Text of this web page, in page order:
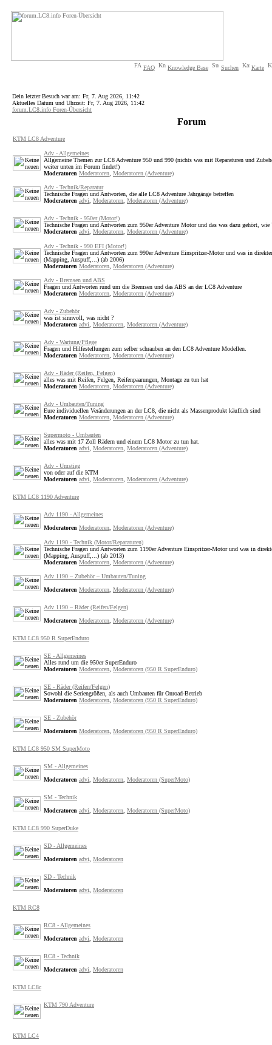
FAQ Knowledge Base Suchen Karte
Dein letzter Besuch war am: Fr, 7. Aug 2026, 11:42
Aktuelles Datum und Uhrzeit: Fr, 7. Aug 2026, 11:42
forum.LC8.info Foren-Übersicht
Forum
KTM LC8 Adventure
Adv - Allgemeines
Allgemeine Themen zur LC8 Adventure 950 und 990 (nichts was mit Reparaturen und
weiter unten im Forum findet!)
Moderatoren Moderatoren Moderatoren (Adventure)
Adv - Technik/Reparatur
Technische Fragen und Antworten, die alle LC8 Adventure Jahrgänge betreffen
Moderatoren advi Moderatoren Moderatoren (Adventure)
Adv - Technik - 950er (Motor!)
Technische Fragen und Antworten zum 950er Adventure Motor und das was dazu gehört,
Moderatoren advi Moderatoren Moderatoren (Adventure)
Adv - Technik - 990 EFI (Motor!)
Technische Fragen und Antworten zum 990er Adventure Einspritzer-Motor und was in
(Mapping, Auspuff,...) (ab 2006)
Moderatoren Moderatoren Moderatoren (Adventure)
Adv - Bremsen und ABS
Fragen und Antworten rund um die Bremsen und das ABS an der LC8 Adventure
Moderatoren Moderatoren Moderatoren (Adventure)
Adv - Zubehör
was ist sinnvoll, was nicht ?
Moderatoren advi Moderatoren Moderatoren (Adventure)
Adv - Wartung/Pflege
Fragen und Hilfestellungen zum selber schrauben an den LC8 Adventure Modellen.
Moderatoren Moderatoren Moderatoren (Adventure)
Adv - Räder (Reifen, Felgen)
alles was mit Reifen, Felgen, Reifenpaarungen, Montage zu tun hat
Moderatoren Moderatoren Moderatoren (Adventure)
Adv - Umbauten/Tuning
Eure individuellen Veränderungen an der LC8, die nicht als Massenprodukt käuflich sind
Moderatoren Moderatoren Moderatoren (Adventure)
Supermoto - Umbauten
alles was mit 17 Zoll Rädern und einem LC8 Motor zu tun hat.
Moderatoren advi Moderatoren Moderatoren (Adventure)
Adv - Umstieg
von oder auf die KTM
Moderatoren advi Moderatoren Moderatoren (Adventure)
KTM LC8 1190 Adventure
Adv 1190 - Allgemeines
Moderatoren Moderatoren Moderatoren (Adventure)
Adv 1190 - Technik (Motor/Reparaturen)
Technische Fragen und Antworten zum 1190er Adventure Einspritzer-Motor und was in
(Mapping, Auspuff,...) (ab 2013)
Moderatoren Moderatoren Moderatoren (Adventure)
Adv 1190 – Zubehör – Umbauten/Tuning
Moderatoren Moderatoren Moderatoren (Adventure)
Adv 1190 – Räder (Reifen/Felgen)
Moderatoren Moderatoren Moderatoren (Adventure)
KTM LC8 950 R SuperEnduro
SE - Allgemeines
Alles rund um die 950er SuperEnduro
Moderatoren Moderatoren Moderatoren (950 R SuperEnduro)
SE - Räder (Reifen/Felgen)
Sowohl die Seriengrößen, als auch Umbauten für Onroad-Betrieb
Moderatoren Moderatoren Moderatoren (950 R SuperEnduro)
SE - Zubehör
Moderatoren Moderatoren Moderatoren (950 R SuperEnduro)
KTM LC8 950 SM SuperMoto
SM - Allgemeines
Moderatoren advi Moderatoren Moderatoren (SuperMoto)
SM - Technik
Moderatoren advi Moderatoren Moderatoren (SuperMoto)
KTM LC8 990 SuperDuke
SD - Allgemeines
Moderatoren advi Moderatoren
SD - Technik
Moderatoren advi Moderatoren
KTM RC8
RC8 - Allgemeines
Moderatoren advi Moderatoren
RC8 - Technik
Moderatoren advi Moderatoren
KTM LC8c
KTM 790 Adventure
KTM LC4